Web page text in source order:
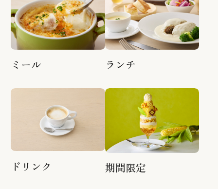
ミール ランチ
ドリンク 期間限定